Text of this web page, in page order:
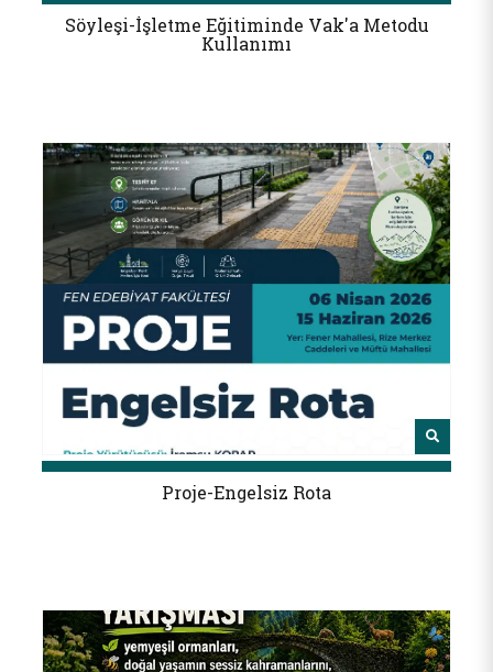
Söyleşi-İşletme Eğitiminde Vak'a Metodu
Kullanımı
Proje-Engelsiz Rota